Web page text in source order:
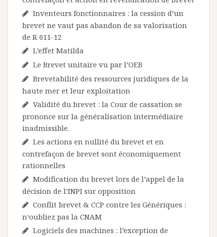
Inventeurs fonctionnaires : la cession d’un
brevet ne vaut pas abandon de sa valorisation
de R 611-12
L’effet Matilda
Le Brevet unitaire vu par l’OEB
Brevetabilité des ressources juridiques de la
haute mer et leur exploitation
Validité du brevet : la Cour de cassation se
prononce sur la généralisation intermédiaire
inadmissible.
Les actions en nullité du brevet et en
contrefaçon de brevet sont économiquement
rationnelles
Modification du brevet lors de l’appel de la
décision de l’INPI sur opposition
Conflit brevet & CCP contre les Génériques :
n‘oubliez pas la CNAM
Logiciels des machines : l’exception de